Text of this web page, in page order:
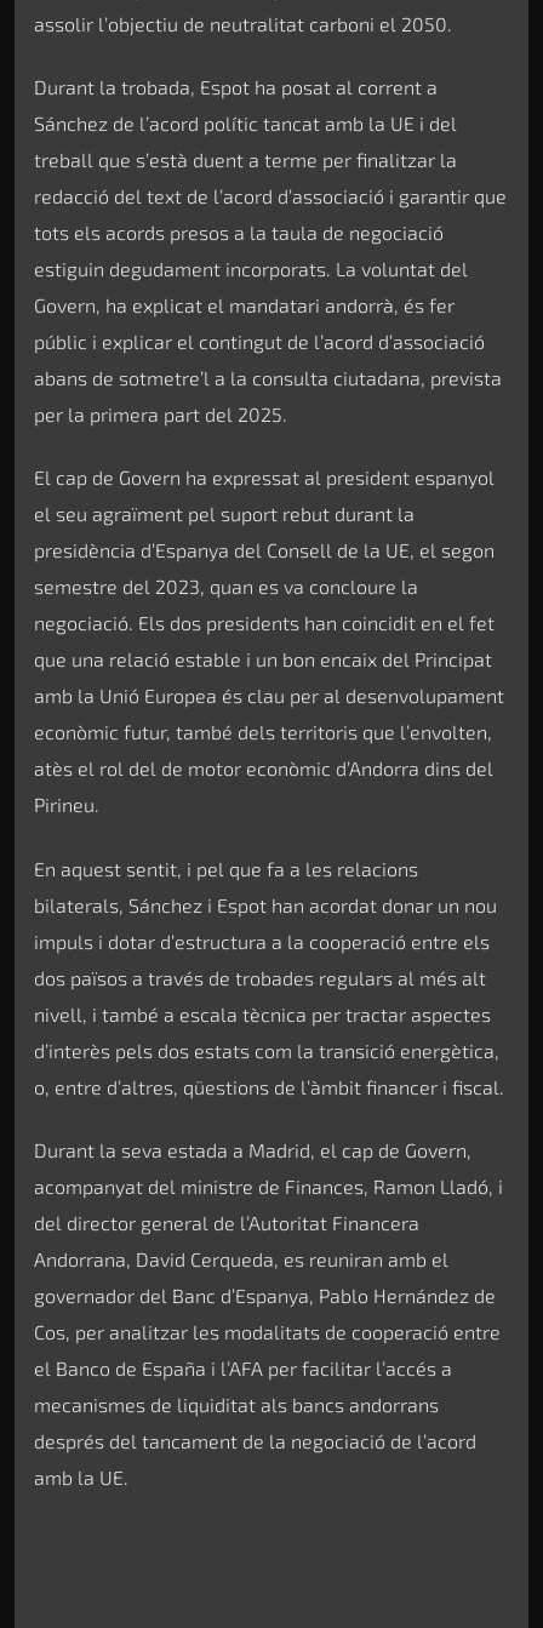
assolir l’objectiu de neutralitat carboni el 2050.
Durant la trobada, Espot ha posat al corrent a
Sánchez de l’acord polític tancat amb la UE i del
treball que s’està duent a terme per finalitzar la
redacció del text de l’acord d’associació i garantir que
tots els acords presos a la taula de negociació
estiguin degudament incorporats. La voluntat del
Govern, ha explicat el mandatari andorrà, és fer
públic i explicar el contingut de l’acord d’associació
abans de sotmetre’l a la consulta ciutadana, prevista
per la primera part del 2025.
El cap de Govern ha expressat al president espanyol
el seu agraïment pel suport rebut durant la
presidència d’Espanya del Consell de la UE, el segon
semestre del 2023, quan es va concloure la
negociació. Els dos presidents han coincidit en el fet
que una relació estable i un bon encaix del Principat
amb la Unió Europea és clau per al desenvolupament
econòmic futur, també dels territoris que l’envolten,
atès el rol del de motor econòmic d’Andorra dins del
Pirineu.
En aquest sentit, i pel que fa a les relacions
bilaterals, Sánchez i Espot han acordat donar un nou
impuls i dotar d’estructura a la cooperació entre els
dos països a través de trobades regulars al més alt
nivell, i també a escala tècnica per tractar aspectes
d’interès pels dos estats com la transició energètica,
o, entre d’altres, qüestions de l’àmbit financer i fiscal.
Durant la seva estada a Madrid, el cap de Govern,
acompanyat del ministre de Finances, Ramon Lladó, i
del director general de l’Autoritat Financera
Andorrana, David Cerqueda, es reuniran amb el
governador del Banc d’Espanya, Pablo Hernández de
Cos, per analitzar les modalitats de cooperació entre
el Banco de España i l’AFA per facilitar l’accés a
mecanismes de liquiditat als bancs andorrans
després del tancament de la negociació de l’acord
amb la UE.